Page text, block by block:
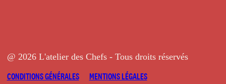
@ 2026 L'atelier des Chefs - Tous droits réservés
CONDITIONS GÉNÉRALES
MENTIONS LÉGALES